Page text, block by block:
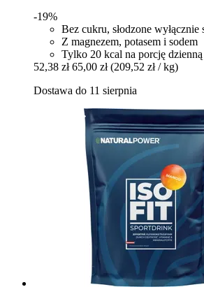
-19%
Bez cukru, słodzone wyłącznie
Z magnezem, potasem i sodem
Tylko 20 kcal na porcję dzienną
52,38 zł 65,00 zł (209,52 zł / kg)
Dostawa do 11 sierpnia